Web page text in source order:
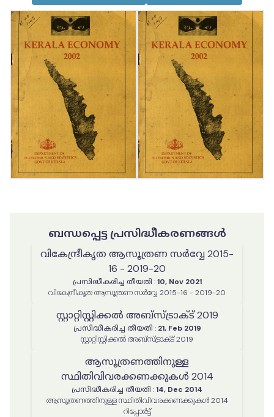
ബന്ധപ്പെട്ട പ്രസിദ്ധീകരണങ്ങൾ
വികേന്ദ്രീകൃത ആസൂത്രണ സർവ്വേ 2015-
16 - 2019-20
പ്രസിദ്ധീകരിച്ച തീയതി : 10, Nov 2021
വികേന്ദ്രീകൃത ആസൂത്രണ സർവ്വേ 2015-16 - 2019-20
സ്റ്റാറ്റിസ്റ്റിക്കല്‍ അബ്സ്ട്രാക്ട് 2019
പ്രസിദ്ധീകരിച്ച തീയതി : 21, Feb 2019
സ്റ്റാറ്റിസ്റ്റിക്കല്‍ അബ്സ്ട്രാക്ട് 2019
ആസൂത്രണത്തിനുള്ള
സ്ഥിതിവിവരക്കണക്കുകൾ 2014
പ്രസിദ്ധീകരിച്ച തീയതി :14, Dec 2014
ആസൂത്രണത്തിനുള്ള സ്ഥിതിവിവരക്കണക്കുകൾ 2014
റിപ്പോര്‍ട്ട്